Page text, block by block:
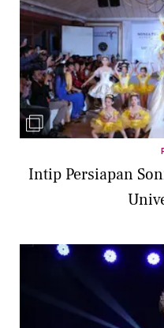
Intip Persiapan